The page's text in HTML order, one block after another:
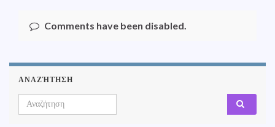
Comments have been disabled.
ΑΝΑΖΉΤΗΣΗ
Search for: